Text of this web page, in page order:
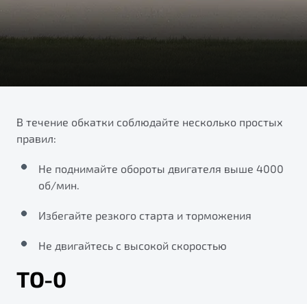
Реферальная программа
Клиентская поддержка
Помощь на дорогах
Правовая информация
В течение обкатки соблюдайте несколько простых
правил:
Не поднимайте обороты двигателя выше 4000
об/мин.
Избегайте резкого старта и торможения
Не двигайтесь с высокой скоростью
ТО-0